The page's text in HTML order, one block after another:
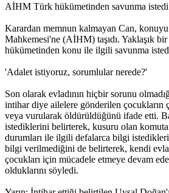
AİHM Türk hükümetinden savunma istedi
Karardan memnun kalmayan Can,
Mahkemesi'ne (AİHM) taşıdı. Yaklaşık
hükümetinden konu ile ilgili savunma
'Adalet istiyoruz, sorumlular nerede?'
Son olarak evladının hiçbir sorunu
intihar diye ailelere gönderilen çocukların
veya vurularak öldürüldüğünü ifade etti.
istediklerini belirterek, kusuru olan
durumları ile ilgili defalarca bilgi
bilgi verilmediğini de belirterek, kendi
çocukları için mücadele etmeye devam
olduklarını söyledi.